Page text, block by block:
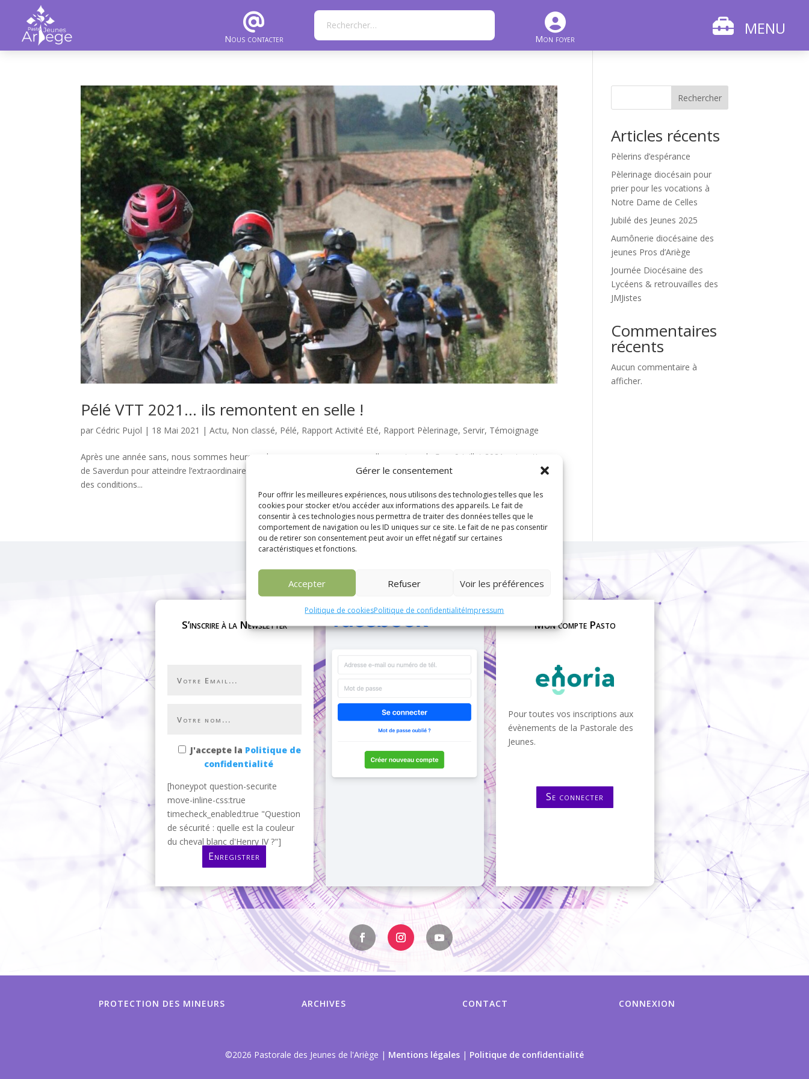
Gérer le consentement
Pour offrir les meilleures expériences, nous utilisons des technologies telles que les
cookies pour stocker et/ou accéder aux informations des appareils. Le fait de
consentir à ces technologies nous permettra de traiter des données telles que le
comportement de navigation ou les ID uniques sur ce site. Le fait de ne pas consentir
ou de retirer son consentement peut avoir un effet négatif sur certaines
caractéristiques et fonctions.
Accepter Refuser Voir les préférences
Politique de cookiesPolitique de confidentialitéImpressum
Rechercher…
Nous contacter
Mon foyer
MENU
Pélé VTT 2021… ils remontent en selle !
par Cédric Pujol | 18 Mai 2021 |Actu, Non classé, Pélé, Rapport Activité Eté, Rapport Pèlerinage, Servir, Témoignage
Après une année sans, nous sommes heureux de vous proposer une nouvelle aventure du 5 au 9 juillet 2021 qui partiera
de Saverdun pour atteindre l’extraordinaire chapelle Notre-Dame de Celles, en traversant tout le Pays d’Olmes. En raison
des conditions...
Rechercher
Articles récents
Pèlerins d’espérance
Pèlerinage diocésain pour
prier pour les vocations à
Notre Dame de Celles
Jubilé des Jeunes 2025
Aumônerie diocésaine des
jeunes Pros d’Ariège
Journée Diocésaine des
Lycéens & retrouvailles des
JMJistes
Commentaires
récents
Aucun commentaire à
afficher.
S’inscrire à la Newsletter
J'accepte la Politique de
confidentialité
[honeypot question-securite
move-inline-css:true
timecheck_enabled:true "Question
de sécurité : quelle est la couleur
du cheval blanc d'Henry IV ?"]
Enregistrer
Mon compte Pasto
Pour toutes vos inscriptions aux
évènements de la Pastorale des
Jeunes.
Se connecter
PROTECTION DES MINEURS ARCHIVES CONTACT CONNEXION
©2026 Pastorale des Jeunes de l'Ariège | Mentions légales | Politique de confidentialité